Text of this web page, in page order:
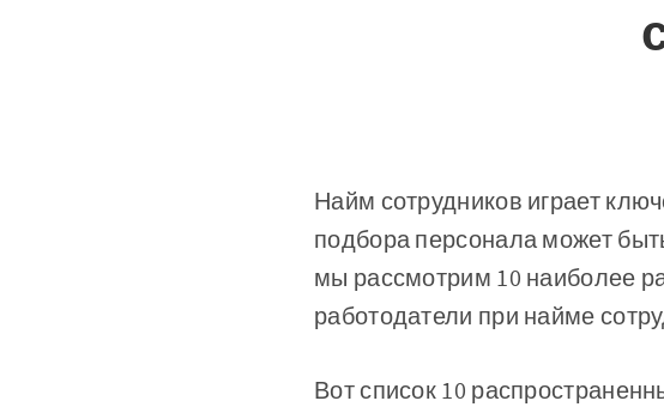
Найм сотрудников играет
подбора персонала может
мы рассмотрим 10 наиболее
работодатели при найме
Вот список 10